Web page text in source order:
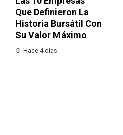
Que Definieron La
Historia Bursátil Con
Su Valor Máximo
Hace 4 días